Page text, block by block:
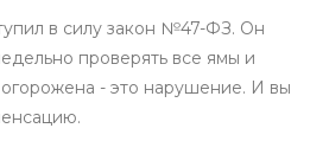
в силу закон №47-ФЗ. Он
проверять все ямы и
- это нарушение. И вы